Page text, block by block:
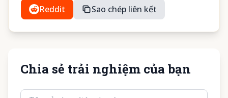
Reddit
Sao chép liên kết
Chia sẻ trải nghiệm của bạn